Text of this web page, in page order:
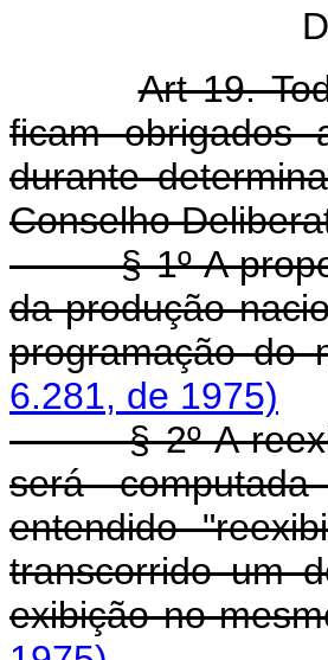
Art 19.
ficam obrigados
durante
Conselho
§ 1º A proposta
da produção
programação do
6.281, de 1975)
§ 2º A
será
entendido
transcorrido um
exibição no